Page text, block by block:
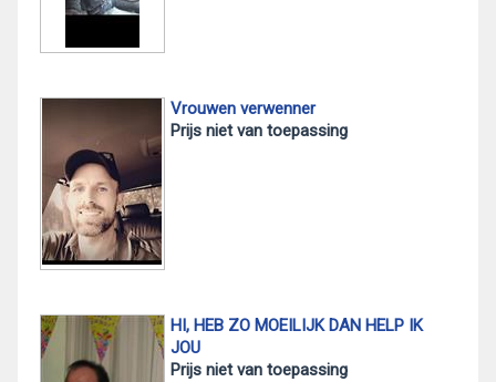
Vrouwen verwenner
Prijs niet van toepassing
HI, HEB ZO MOEILIJK DAN HELP IK
JOU
Prijs niet van toepassing